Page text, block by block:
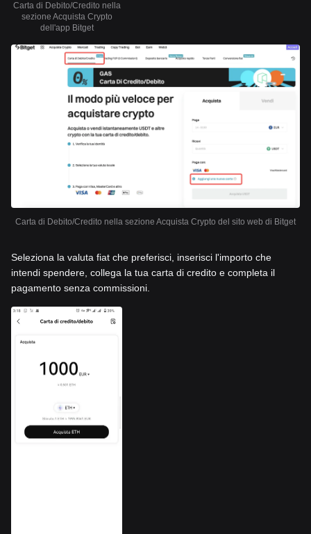
Carta di Debito/Credito nella
sezione Acquista Crypto
dell'app Bitget
Carta di Debito/Credito nella sezione Acquista Crypto del sito web di Bitget
Seleziona la valuta fiat che preferisci, inserisci l'importo che
intendi spendere, collega la tua carta di credito e completa il
pagamento senza commissioni.